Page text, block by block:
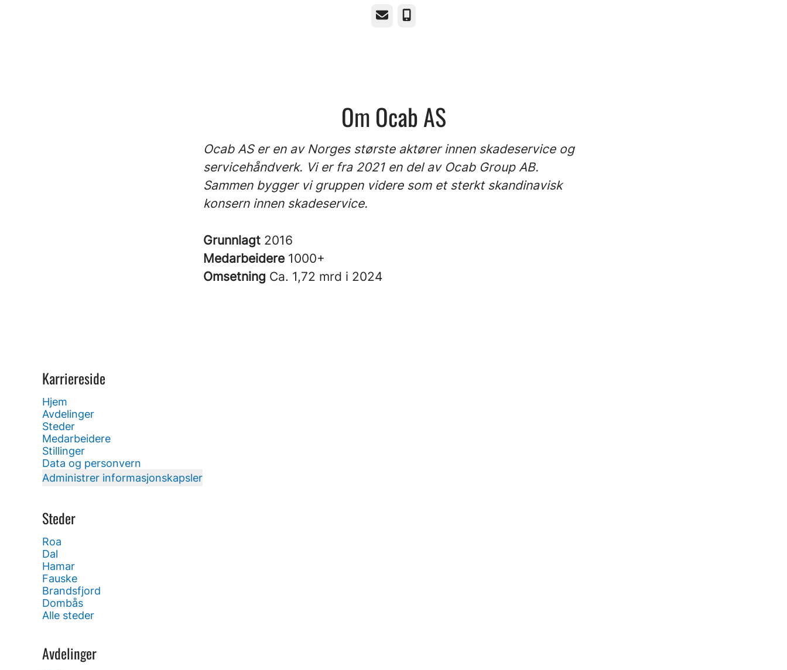
E-postTelefonnummer
Om Ocab AS
Ocab AS er en av Norges største aktører innen skadeservice og
servicehåndverk. Vi er fra 2021 en del av Ocab Group AB.
Sammen bygger vi gruppen videre som et sterkt skandinavisk
konsern innen skadeservice.
Grunnlagt 2016
Medarbeidere 1000+
Omsetning Ca. 1,72 mrd i 2024
Karriereside
Hjem
Avdelinger
Steder
Medarbeidere
Stillinger
Data og personvern
Administrer informasjonskapsler
Steder
Roa
Dal
Hamar
Fauske
Brandsfjord
Dombås
Alle steder
Avdelinger